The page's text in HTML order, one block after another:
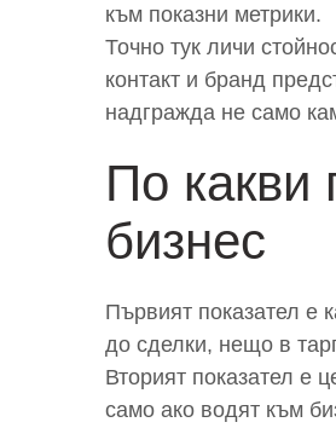
към показни метрики.
Точно тук личи
контакт и бранд
надгражда не само
По какви
бизнес
Първият показател е
до сделки, нещо в
Вторият показател е
само ако водят към